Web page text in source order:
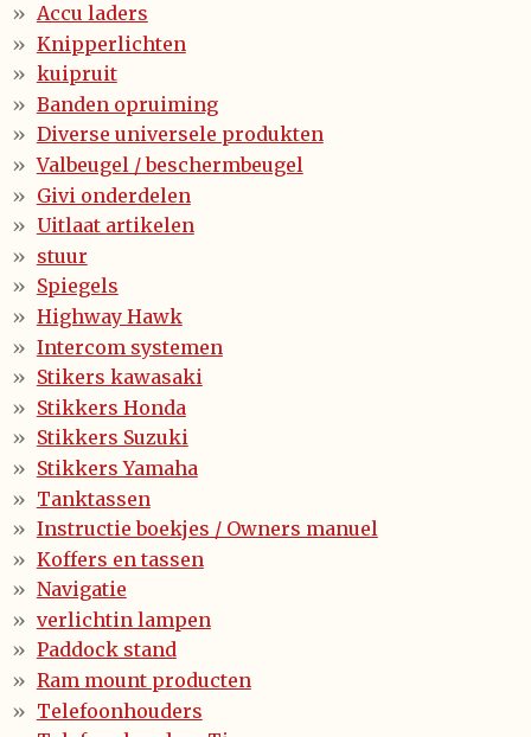
Accu laders
Knipperlichten
kuipruit
Banden opruiming
Diverse universele produkten
Valbeugel / beschermbeugel
Givi onderdelen
Uitlaat artikelen
stuur
Spiegels
Highway Hawk
Intercom systemen
Stikers kawasaki
Stikkers Honda
Stikkers Suzuki
Stikkers Yamaha
Tanktassen
Instructie boekjes / Owners manuel
Koffers en tassen
Navigatie
verlichtin lampen
Paddock stand
Ram mount producten
Telefoonhouders